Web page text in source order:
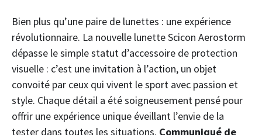
Bien plus qu’une paire de lunettes : une expérience
révolutionnaire. La nouvelle lunette Scicon Aerostorm
dépasse le simple statut d’accessoire de protection
visuelle : c’est une invitation à l’action, un objet
convoité par ceux qui vivent le sport avec passion et
style. Chaque détail a été soigneusement pensé pour
offrir une expérience unique éveillant l’envie de la
tester dans toutes les situations. Communiqué de